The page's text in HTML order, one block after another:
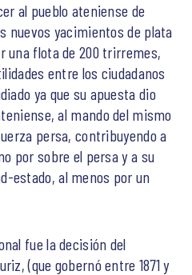
al pueblo ateniense de
nuevos yacimientos de plata
una flota de 200 trirremes,
entre los ciudadanos
ya que su apuesta dio
al mando del mismo
persa, contribuyendo a
por sobre el persa y a su
estado, al menos por un
fue la decisión del
(que gobernó entre 1871 y